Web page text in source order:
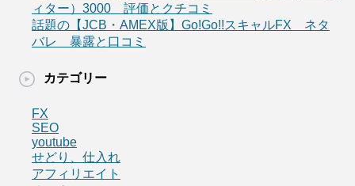
ィター）3000 評価とクチコミ
話題の【JCB・AMEX版】Go!Go!!スキャルFX ネタ
バレ 暴露と口コミ
カテゴリー
FX
SEO
youtube
せどり、仕入れ
アフィリエイト